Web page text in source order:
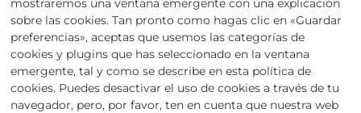
mostraremos una ventana emergente con una explicación
sobre las cookies. Tan pronto como hagas clic en «Guardar
preferencias», aceptas que usemos las categorías de
cookies y plugins que has seleccionado en la ventana
emergente, tal y como se describe en esta política de
cookies. Puedes desactivar el uso de cookies a través de tu
navegador, pero, por favor, ten en cuenta que nuestra web